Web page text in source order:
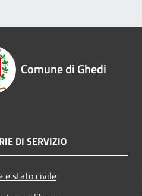
Comune di Ghedi
DI SERVIZIO
e stato civile